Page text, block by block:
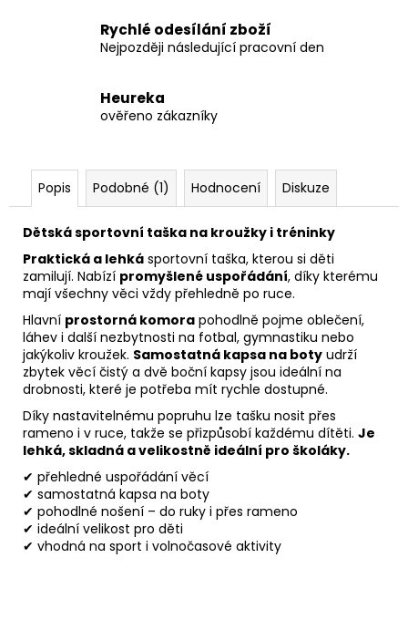
Rychlé odesílání zboží
Nejpozději následující pracovní den
Heureka
ověřeno zákazníky
Popis Podobné (1) Hodnocení Diskuze
Dětská sportovní taška na kroužky i tréninky
Praktická a lehká sportovní taška, kterou si děti
zamilují. Nabízí promyšlené uspořádání, díky kterému
mají všechny věci vždy přehledně po ruce.
Hlavní prostorná komora pohodlně pojme oblečení,
láhev i další nezbytnosti na fotbal, gymnastiku nebo
jakýkoliv kroužek. Samostatná kapsa na boty udrží
zbytek věcí čistý a dvě boční kapsy jsou ideální na
drobnosti, které je potřeba mít rychle dostupné.
Díky nastavitelnému popruhu lze tašku nosit přes
rameno i v ruce, takže se přizpůsobí každému dítěti. Je
lehká, skladná a velikostně ideální pro školáky.
✔ přehledné uspořádání věcí
✔ samostatná kapsa na boty
✔ pohodlné nošení – do ruky i přes rameno
✔ ideální velikost pro děti
✔ vhodná na sport i volnočasové aktivity